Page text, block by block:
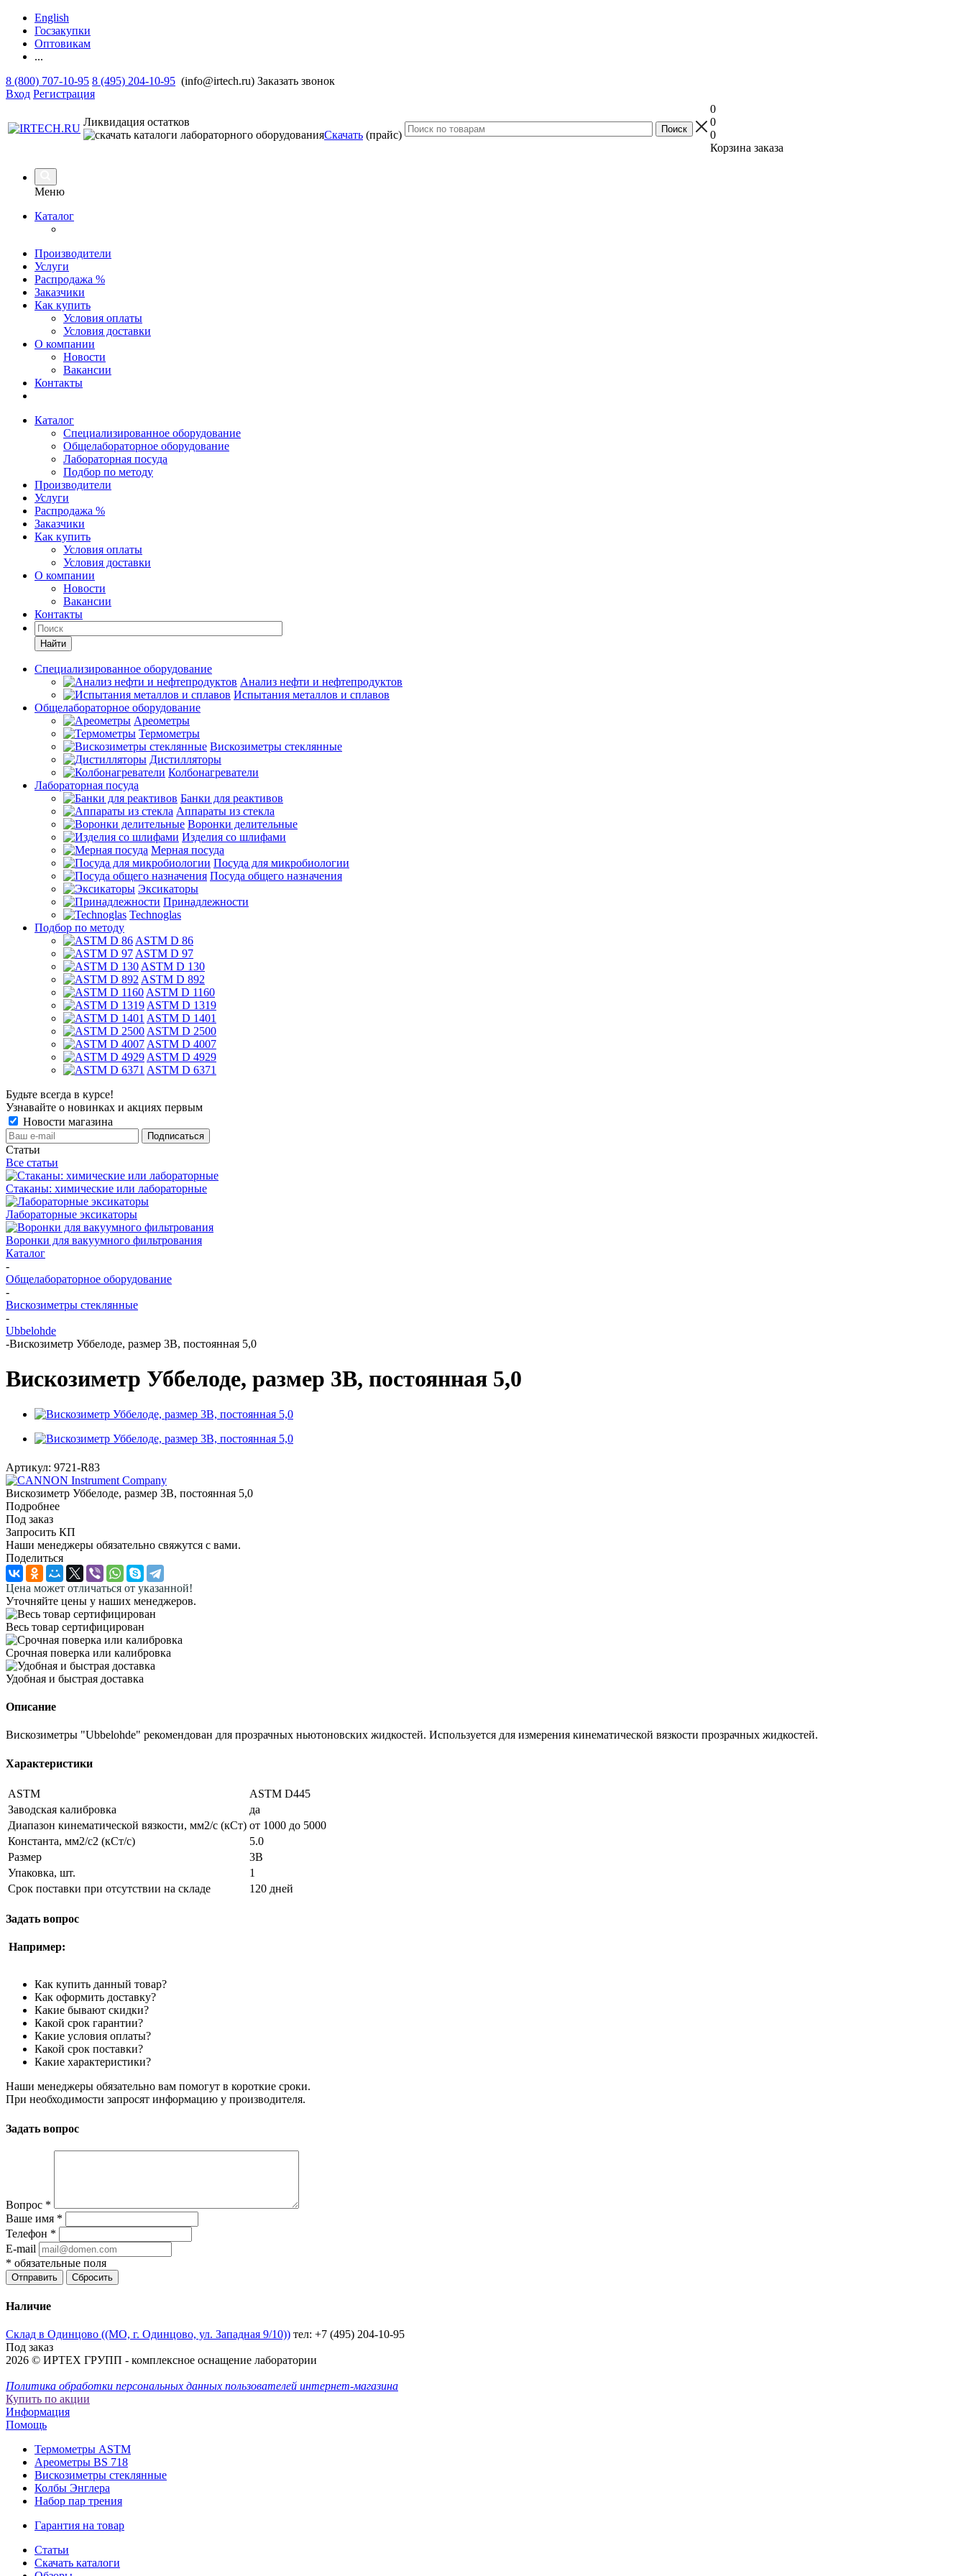
English
Госзакупки
Оптовикам
...
8 (800) 707-10-95 8 (495) 204-10-95 (info@irtech.ru) Заказать звонок
Вход Регистрация
Ликвидация остатков
Скачать (прайс)
0
0
0
Корзина заказа
Меню
Каталог
Производители
Услуги
Распродажа %
Заказчики
Как купить
Условия оплаты
Условия доставки
О компании
Новости
Вакансии
Контакты
Каталог
Специализированное оборудование
Общелабораторное оборудование
Лабораторная посуда
Подбор по методу
Производители
Услуги
Распродажа %
Заказчики
Как купить
Условия оплаты
Условия доставки
О компании
Новости
Вакансии
Контакты
Найти
Специализированное оборудование
Анализ нефти и нефтепродуктов
Испытания металлов и сплавов
Общелабораторное оборудование
Ареометры
Термометры
Вискозиметры стеклянные
Дистилляторы
Колбонагреватели
Лабораторная посуда
Банки для реактивов
Аппараты из стекла
Воронки делительные
Изделия со шлифами
Мерная посуда
Посуда для микробиологии
Посуда общего назначения
Эксикаторы
Принадлежности
Technoglas
Подбор по методу
ASTM D 86
ASTM D 97
ASTM D 130
ASTM D 892
ASTM D 1160
ASTM D 1319
ASTM D 1401
ASTM D 2500
ASTM D 4007
ASTM D 4929
ASTM D 6371
Будьте всегда в курсе!
Узнавайте о новинках и акциях первым
Новости магазина
Статьи
Все статьи
Стаканы: химические или лабораторные
Лабораторные эксикаторы
Воронки для вакуумного фильтрования
Каталог
-
Общелабораторное оборудование
-
Вискозиметры стеклянные
-
Ubbelohde
-Вискозиметр Уббелоде, размер 3B, постоянная 5,0
Вискозиметр Уббелоде, размер 3B, постоянная 5,0
Артикул: 9721-R83
Вискозиметр Уббелоде, размер 3B, постоянная 5,0
Подробнее
Под заказ
Запросить КП
Наши менеджеры обязательно свяжутся с вами.
Поделиться
Цена может отличаться от указанной!
Уточняйте цены у наших менеджеров.
Весь товар сертифицирован
Срочная поверка или калибровка
Удобная и быстрая доставка
Описание
Вискозиметры "Ubbelohde" рекомендован для прозрачных ньютоновских жидкостей. Используется для измерения кинематической вязкости прозрачных жидкостей.
Характеристики
ASTM
ASTM D445
Заводская калибровка
да
Диапазон кинематической вязкости, мм2/с (кСт) от 1000 до 5000
Константа, мм2/с2 (кСт/с)
5.0
Размер
3B
Упаковка, шт.
1
Срок поставки при отсутствии на складе
120 дней
Задать вопрос
Например:
Как купить данный товар?
Как оформить доставку?
Какие бывают скидки?
Какой срок гарантии?
Какие условия оплаты?
Какой срок поставки?
Какие характеристики?
Наши менеджеры обязательно вам помогут в короткие сроки.
При необходимости запросят информацию у производителя.
Задать вопрос
Вопрос *
Ваше имя *
Телефон *
E-mail
* обязательные поля
Отправить Сбросить
Наличие
Склад в Одинцово ((МО, г. Одинцово, ул. Западная 9/10)) тел: +7 (495) 204-10-95
Под заказ
2026 © ИРТЕХ ГРУПП - комплексное оснащение лаборатории
Политика обработки персональных данных пользователей интернет-магазина
Купить по акции
Информация
Помощь
Термометры ASTM
Ареометры BS 718
Вискозиметры стеклянные
Колбы Энглера
Набор пар трения
Гарантия на товар
Статьи
Скачать каталоги